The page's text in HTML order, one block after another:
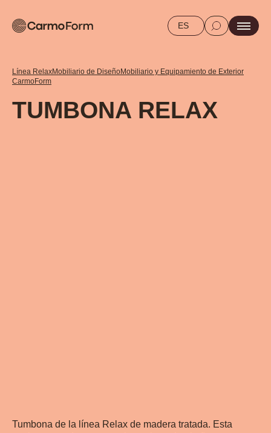
ES
Línea RelaxMobiliario de DiseñoMobiliario y Equipamiento de Exterior
CarmoForm
TUMBONA RELAX
Tumbona de la línea Relax de madera tratada. Esta